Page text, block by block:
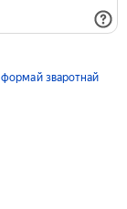
формай зваротнай